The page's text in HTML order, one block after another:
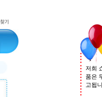
저희
품은
고됩